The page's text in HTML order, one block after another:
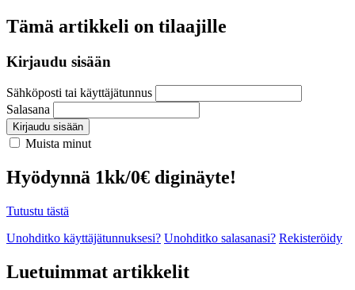
Tämä artikkeli on tilaajille
Kirjaudu sisään
Sähköposti tai käyttäjätunnus
Salasana
Kirjaudu sisään
Muista minut
Hyödynnä 1kk/0€ diginäyte!
Tutustu tästä
Unohditko käyttäjätunnuksesi? Unohditko salasanasi? Rekisteröidy
Luetuimmat artikkelit